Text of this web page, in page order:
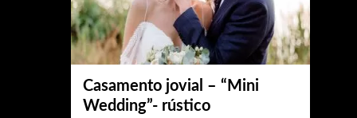
Casamento jovial – “Mini
Wedding”- rústico